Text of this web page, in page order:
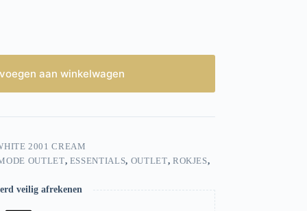
aan winkelwagen
2001 CREAM
OUTLET, ESSENTIALS, OUTLET, ROKJES,
veilig afrekenen